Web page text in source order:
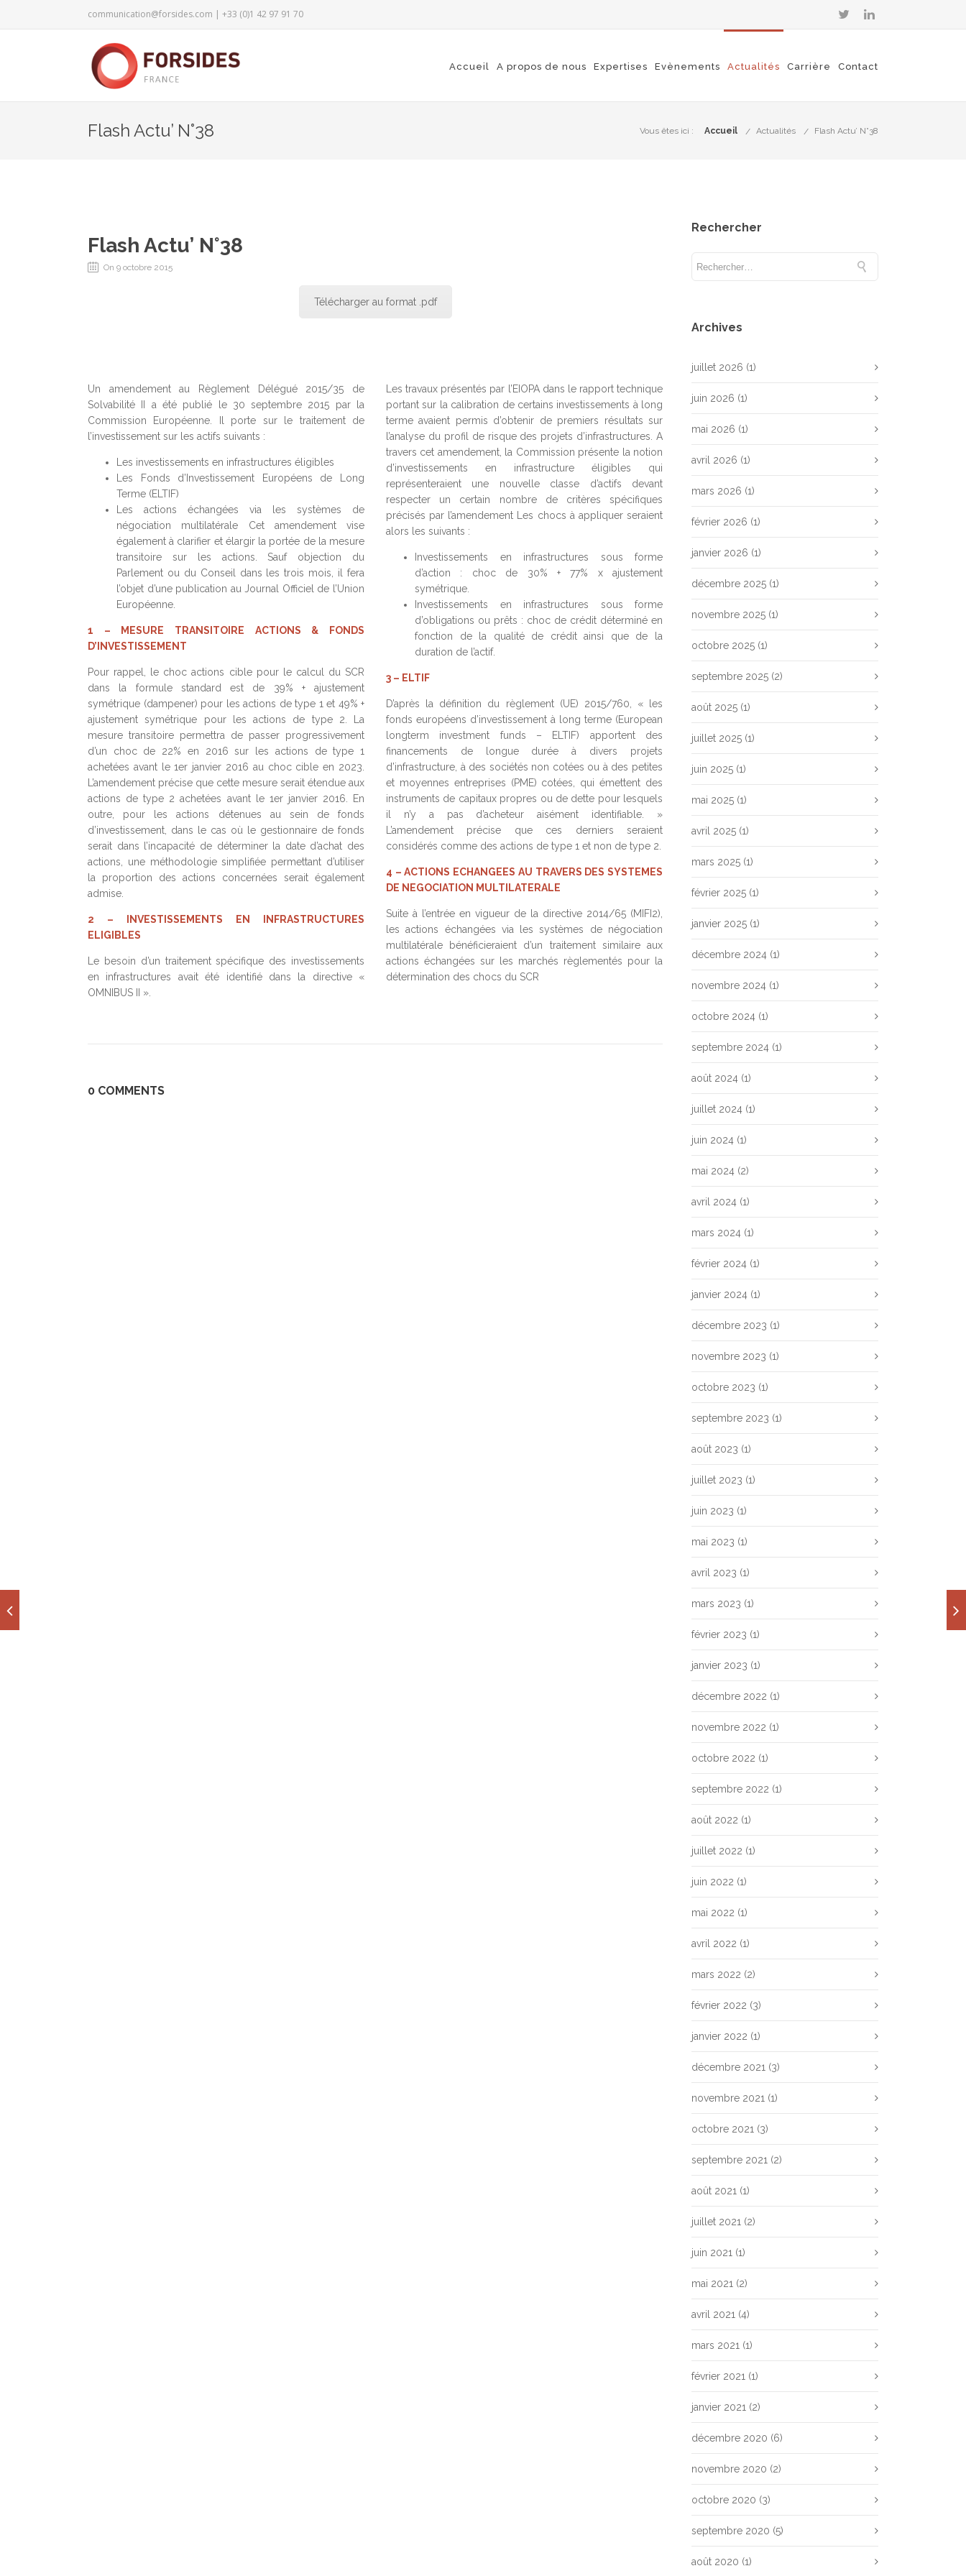
communication@forsides.com | +33 (0)1 42 97 91 70
Accueil A propos de nous Expertises Evènements Actualités Carrière Contact
Flash Actu’ N°38 Vous êtes ici : Accueil Actualités Flash Actu’ N°38
Flash Actu’ N°38
On 9 octobre 2015
Télécharger au format .pdf
Un amendement au Règlement Délégué 2015/35 de
Solvabilité II a été publié le 30 septembre 2015 par la
Commission Européenne. Il porte sur le traitement de
l’investissement sur les actifs suivants :
Les investissements en infrastructures éligibles
Les Fonds d’Investissement Européens de Long
Terme (ELTIF)
Les actions échangées via les systèmes de
négociation multilatérale Cet amendement vise
également à clarifier et élargir la portée de la mesure
transitoire sur les actions. Sauf objection du
Parlement ou du Conseil dans les trois mois, il fera
l’objet d’une publication au Journal Officiel de l’Union
Européenne.
1 – MESURE TRANSITOIRE ACTIONS & FONDS
D’INVESTISSEMENT
Pour rappel, le choc actions cible pour le calcul du SCR
dans la formule standard est de 39% + ajustement
symétrique (dampener) pour les actions de type 1 et 49% +
ajustement symétrique pour les actions de type 2. La
mesure transitoire permettra de passer progressivement
d’un choc de 22% en 2016 sur les actions de type 1
achetées avant le 1er janvier 2016 au choc cible en 2023.
L’amendement précise que cette mesure serait étendue aux
actions de type 2 achetées avant le 1er janvier 2016. En
outre, pour les actions détenues au sein de fonds
d’investissement, dans le cas où le gestionnaire de fonds
serait dans l’incapacité de déterminer la date d’achat des
actions, une méthodologie simplifiée permettant d’utiliser
la proportion des actions concernées serait également
admise.
2 – INVESTISSEMENTS EN INFRASTRUCTURES
ELIGIBLES
Le besoin d’un traitement spécifique des investissements
en infrastructures avait été identifié dans la directive «
OMNIBUS II ».
Les travaux présentés par l’EIOPA dans le rapport technique
portant sur la calibration de certains investissements à long
terme avaient permis d’obtenir de premiers résultats sur
l’analyse du profil de risque des projets d’infrastructures. A
travers cet amendement, la Commission présente la notion
d’investissements en infrastructure éligibles qui
représenteraient une nouvelle classe d’actifs devant
respecter un certain nombre de critères spécifiques
précisés par l’amendement Les chocs à appliquer seraient
alors les suivants :
Investissements en infrastructures sous forme
d’action : choc de 30% + 77% x ajustement
symétrique.
Investissements en infrastructures sous forme
d’obligations ou prêts : choc de crédit déterminé en
fonction de la qualité de crédit ainsi que de la
duration de l’actif.
3 – ELTIF
D’après la définition du règlement (UE) 2015/760, « les
fonds européens d’investissement à long terme (European
longterm investment funds – ELTIF) apportent des
financements de longue durée à divers projets
d’infrastructure, à des sociétés non cotées ou à des petites
et moyennes entreprises (PME) cotées, qui émettent des
instruments de capitaux propres ou de dette pour lesquels
il n’y a pas d’acheteur aisément identifiable. »
L’amendement précise que ces derniers seraient
considérés comme des actions de type 1 et non de type 2.
4 – ACTIONS ECHANGEES AU TRAVERS DES SYSTEMES
DE NEGOCIATION MULTILATERALE
Suite à l’entrée en vigueur de la directive 2014/65 (MIFI2),
les actions échangées via les systèmes de négociation
multilatérale bénéficieraient d’un traitement similaire aux
actions échangées sur les marchés règlementés pour la
détermination des chocs du SCR
0 COMMENTS
Rechercher
Archives
juillet 2026 (1)
juin 2026 (1)
mai 2026 (1)
avril 2026 (1)
mars 2026 (1)
février 2026 (1)
janvier 2026 (1)
décembre 2025 (1)
novembre 2025 (1)
octobre 2025 (1)
septembre 2025 (2)
août 2025 (1)
juillet 2025 (1)
juin 2025 (1)
mai 2025 (1)
avril 2025 (1)
mars 2025 (1)
février 2025 (1)
janvier 2025 (1)
décembre 2024 (1)
novembre 2024 (1)
octobre 2024 (1)
septembre 2024 (1)
août 2024 (1)
juillet 2024 (1)
juin 2024 (1)
mai 2024 (2)
avril 2024 (1)
mars 2024 (1)
février 2024 (1)
janvier 2024 (1)
décembre 2023 (1)
novembre 2023 (1)
octobre 2023 (1)
septembre 2023 (1)
août 2023 (1)
juillet 2023 (1)
juin 2023 (1)
mai 2023 (1)
avril 2023 (1)
mars 2023 (1)
février 2023 (1)
janvier 2023 (1)
décembre 2022 (1)
novembre 2022 (1)
octobre 2022 (1)
septembre 2022 (1)
août 2022 (1)
juillet 2022 (1)
juin 2022 (1)
mai 2022 (1)
avril 2022 (1)
mars 2022 (2)
février 2022 (3)
janvier 2022 (1)
décembre 2021 (3)
novembre 2021 (1)
octobre 2021 (3)
septembre 2021 (2)
août 2021 (1)
juillet 2021 (2)
juin 2021 (1)
mai 2021 (2)
avril 2021 (4)
mars 2021 (1)
février 2021 (1)
janvier 2021 (2)
décembre 2020 (6)
novembre 2020 (2)
octobre 2020 (3)
septembre 2020 (5)
août 2020 (1)